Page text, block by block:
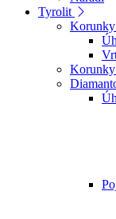
Tyrolit
Korunky
Korunky